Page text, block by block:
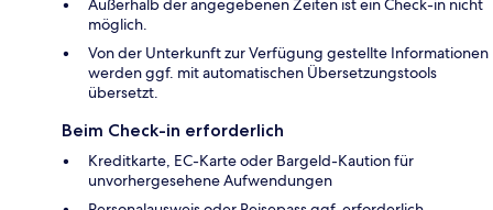
Außerhalb der angegebenen Zeiten ist ein Check-in nicht
möglich.
Von der Unterkunft zur Verfügung gestellte Informationen
werden ggf. mit automatischen Übersetzungstools
übersetzt.
Beim Check-in erforderlich
Kreditkarte, EC-Karte oder Bargeld-Kaution für
unvorhergesehene Aufwendungen